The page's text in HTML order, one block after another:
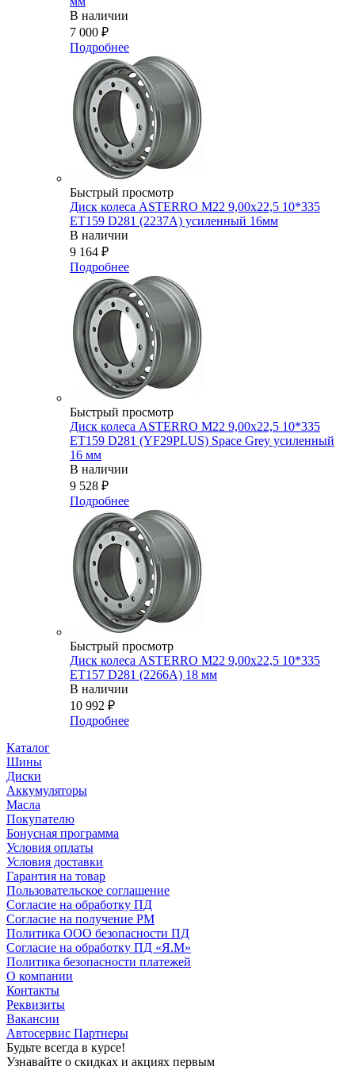
В наличии
7 000 ₽
Подробнее
Быстрый просмотр
Диск колеса ASTERRO M22 9,00x22,5 10*335
ET159 D281 (2237A) усиленный 16мм
В наличии
9 164 ₽
Подробнее
Быстрый просмотр
Диск колеса ASTERRO M22 9,00x22,5 10*335
ET159 D281 (YF29PLUS) Space Grey усиленный
16 мм
В наличии
9 528 ₽
Подробнее
Быстрый просмотр
Диск колеса ASTERRO M22 9,00x22,5 10*335
ET157 D281 (2266А) 18 мм
В наличии
10 992 ₽
Подробнее
Каталог
Шины
Диски
Аккумуляторы
Масла
Покупателю
Бонусная программа
Условия оплаты
Условия доставки
Гарантия на товар
Пользовательское соглашение
Согласие на обработку ПД
Согласие на получение РМ
Политика ООО безопасности ПД
Согласие на обработку ПД «Я.М»
Политика безопасности платежей
О компании
Контакты
Реквизиты
Вакансии
Автосервис Партнеры
Будьте всегда в курсе!
Узнавайте о скидках и акциях первым